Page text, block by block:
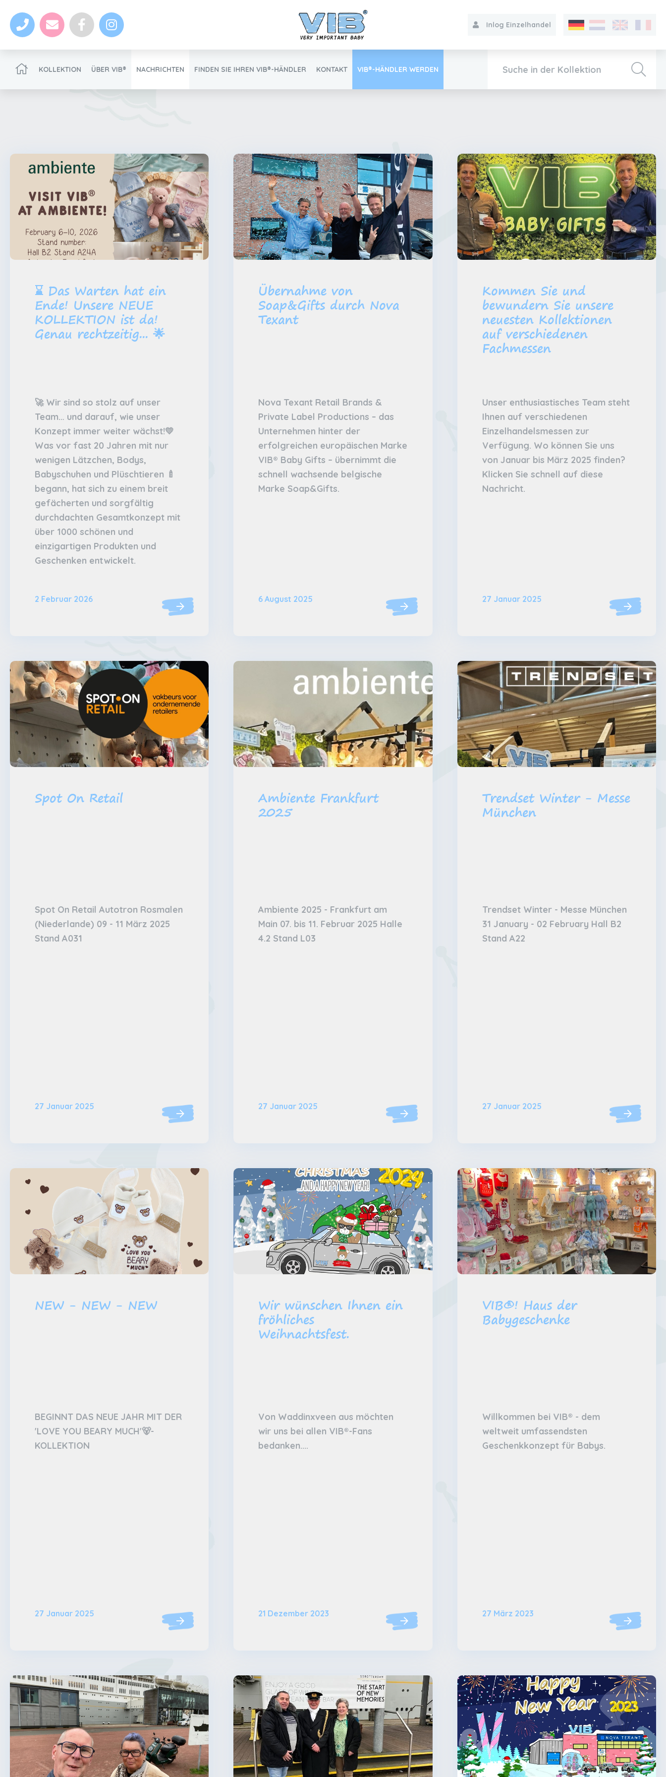
Inlog Einzelhandel
Finden Sie Ihren VIB®-Händler Kontakt
VIB®-Händler werden
KOLLEKTION ÜBER VIB® NACHRICHTEN FINDEN SIE IHREN VIB®-HÄNDLER KONTAKT VIB®-HÄNDLER WERDEN
⌛️ Das Warten hat ein
Ende! Unsere NEUE
KOLLEKTION ist da!
Genau rechtzeitig... 🌟
🚀 Wir sind so stolz auf unser
Team… und darauf, wie unser
Konzept immer weiter wächst!💛
Was vor fast 20 Jahren mit nur
wenigen Lätzchen, Bodys,
Babyschuhen und Plüschtieren 🍼
begann, hat sich zu einem breit
gefächerten und sorgfältig
durchdachten Gesamtkonzept mit
über 1000 schönen und
einzigartigen Produkten und
Geschenken entwickelt.
2 Februar 2026
Übernahme von
Soap&Gifts durch Nova
Texant
Nova Texant Retail Brands &
Private Label Productions – das
Unternehmen hinter der
erfolgreichen europäischen Marke
VIB® Baby Gifts – übernimmt die
schnell wachsende belgische
Marke Soap&Gifts.
6 August 2025
Kommen Sie und
bewundern Sie unsere
neuesten Kollektionen
auf verschiedenen
Fachmessen
Unser enthusiastisches Team steht
Ihnen auf verschiedenen
Einzelhandelsmessen zur
Verfügung. Wo können Sie uns
von Januar bis März 2025 finden?
Klicken Sie schnell auf diese
Nachricht.
27 Januar 2025
Spot On Retail
Spot On Retail Autotron Rosmalen
(Niederlande) 09 - 11 März 2025
Stand A031
27 Januar 2025
Ambiente Frankfurt
2025
Ambiente 2025 - Frankfurt am
Main 07. bis 11. Februar 2025 Halle
4.2 Stand L03
27 Januar 2025
Trendset Winter - Messe
München
Trendset Winter - Messe München
31 January - 02 February Hall B2
Stand A22
27 Januar 2025
NEW - NEW - NEW
BEGINNT DAS NEUE JAHR MIT DER
'LOVE YOU BEARY MUCH'🐻-
KOLLEKTION
27 Januar 2025
Wir wünschen Ihnen ein
fröhliches
Weihnachtsfest.
Von Waddinxveen aus möchten
wir uns bei allen VIB®-Fans
bedanken....
21 Dezember 2023
VIB®! Haus der
Babygeschenke
Willkommen bei VIB® - dem
weltweit umfassendsten
Geschenkkonzept für Babys.
27 März 2023